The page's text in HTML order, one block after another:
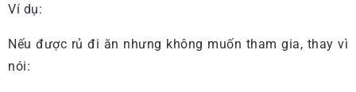
Ví dụ:
Nếu được rủ đi ăn nhưng không muốn tham gia, thay vì
nói: